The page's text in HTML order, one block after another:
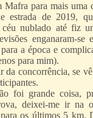
para mais uma
estrada de 2019,
nublado até fiz
enganaram-se
a época e
para mim).
da concorrência, se
foi grande coisa,
deixei-me ir na
os últimos 5 km.